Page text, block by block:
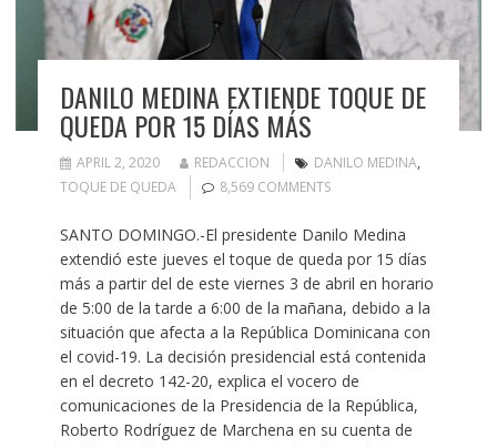
DANILO MEDINA EXTIENDE TOQUE DE
QUEDA POR 15 DÍAS MÁS
APRIL 2, 2020 REDACCION DANILO MEDINA,
TOQUE DE QUEDA
8,569 COMMENTS
SANTO DOMINGO.-El presidente Danilo Medina
extendió este jueves el toque de queda por 15 días
más a partir del de este viernes 3 de abril en horario
de 5:00 de la tarde a 6:00 de la mañana, debido a la
situación que afecta a la República Dominicana con
el covid-19. La decisión presidencial está contenida
en el decreto 142-20, explica el vocero de
comunicaciones de la Presidencia de la República,
Roberto Rodríguez de Marchena en su cuenta de